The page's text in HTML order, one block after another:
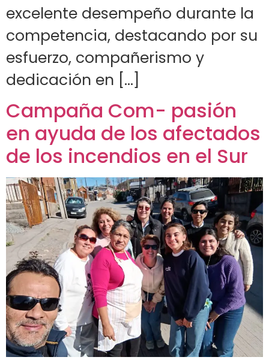
excelente desempeño durante la
competencia, destacando por su
esfuerzo, compañerismo y
dedicación en […]
Campaña Com- pasión
en ayuda de los afectados
de los incendios en el Sur